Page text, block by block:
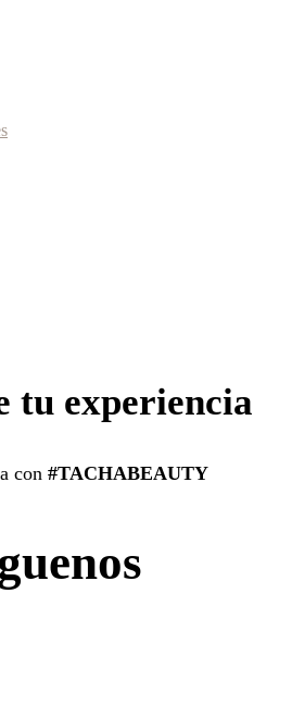
tu experiencia
con #TACHABEAUTY